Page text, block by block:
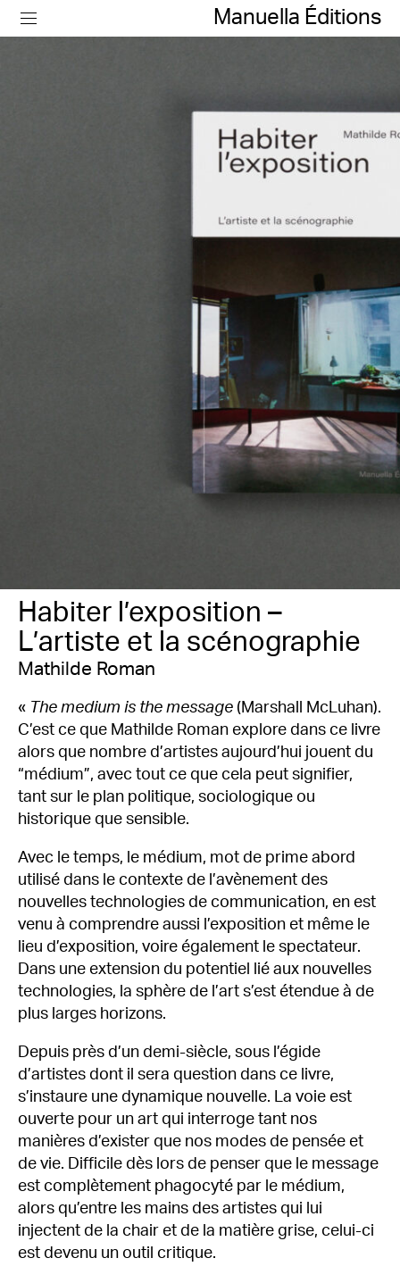
Manuella Éditions
Habiter l’exposition –
L’artiste et la scénographie
Mathilde Roman
« The medium is the message (Marshall McLuhan).
C’est ce que Mathilde Roman explore dans ce livre
alors que nombre d’artistes aujourd’hui jouent du
“médium”, avec tout ce que cela peut signifier,
tant sur le plan politique, sociologique ou
historique que sensible.
Avec le temps, le médium, mot de prime abord
utilisé dans le contexte de l’avènement des
nouvelles technologies de communication, en est
venu à comprendre aussi l’exposition et même le
lieu d’exposition, voire également le spectateur.
Dans une extension du potentiel lié aux nouvelles
technologies, la sphère de l’art s’est étendue à de
plus larges horizons.
Depuis près d’un demi-siècle, sous l’égide
d’artistes dont il sera question dans ce livre,
s’instaure une dynamique nouvelle. La voie est
ouverte pour un art qui interroge tant nos
manières d’exister que nos modes de pensée et
de vie. Difficile dès lors de penser que le message
est complètement phagocyté par le médium,
alors qu’entre les mains des artistes qui lui
injectent de la chair et de la matière grise, celui-ci
est devenu un outil critique.